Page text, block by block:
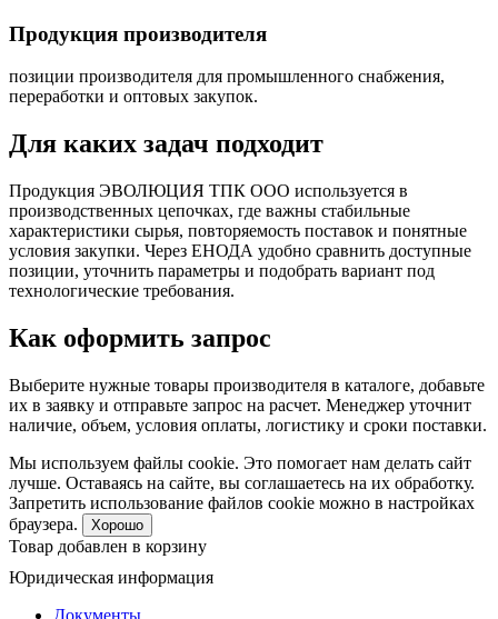
Продукция производителя
позиции производителя для промышленного снабжения,
переработки и оптовых закупок.
Для каких задач подходит
Продукция ЭВОЛЮЦИЯ ТПК ООО используется в
производственных цепочках, где важны стабильные
характеристики сырья, повторяемость поставок и понятные
условия закупки. Через ЕНОДА удобно сравнить доступные
позиции, уточнить параметры и подобрать вариант под
технологические требования.
Как оформить запрос
Выберите нужные товары производителя в каталоге, добавьте
их в заявку и отправьте запрос на расчет. Менеджер уточнит
наличие, объем, условия оплаты, логистику и сроки поставки.
Мы используем файлы cookie. Это помогает нам делать сайт
лучше. Оставаясь на сайте, вы соглашаетесь на их обработку.
Запретить использование файлов cookie можно в настройках
браузера.
Хорошо
Товар добавлен в корзину
Юридическая информация
Документы